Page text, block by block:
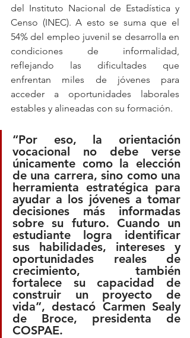
del Instituto Nacional de Estadística y
Censo (INEC). A esto se suma que el
54% del empleo juvenil se desarrolla en
condiciones de informalidad,
reflejando las dificultades que
enfrentan miles de jóvenes para
acceder a oportunidades laborales
estables y alineadas con su formación.
“Por eso, la orientación
vocacional no debe verse
únicamente como la elección
de una carrera, sino como una
herramienta estratégica para
ayudar a los jóvenes a tomar
decisiones más informadas
sobre su futuro. Cuando un
estudiante logra identificar
sus habilidades, intereses y
oportunidades reales de
crecimiento, también
fortalece su capacidad de
construir un proyecto de
vida”, destacó Carmen Sealy
de Broce, presidenta de
COSPAE.